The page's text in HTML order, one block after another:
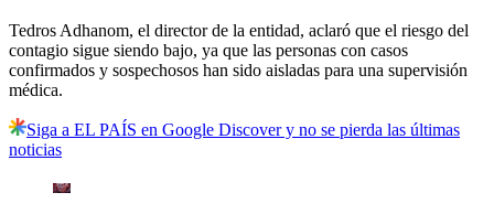
Tedros Adhanom, el director de la entidad, aclaró que el riesgo del
contagio sigue siendo bajo, ya que las personas con casos
confirmados y sospechosos han sido aisladas para una supervisión
médica.
Siga a EL PAÍS en Google Discover y no se pierda las últimas
noticias